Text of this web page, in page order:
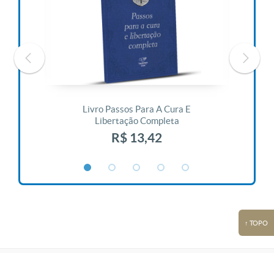
Livro Passos Para A Cura E
Libertação Completa
R$ 13,42
↑ TOPO